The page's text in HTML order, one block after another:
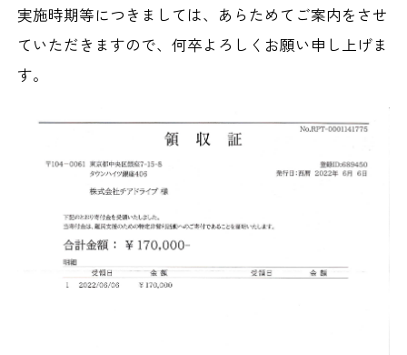
実施時期等につきましては、あらためてご案内をさせ
ていただきますので、何卒よろしくお願い申し上げま
す。